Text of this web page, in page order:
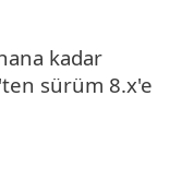
kadar
sürüm 8.x'e